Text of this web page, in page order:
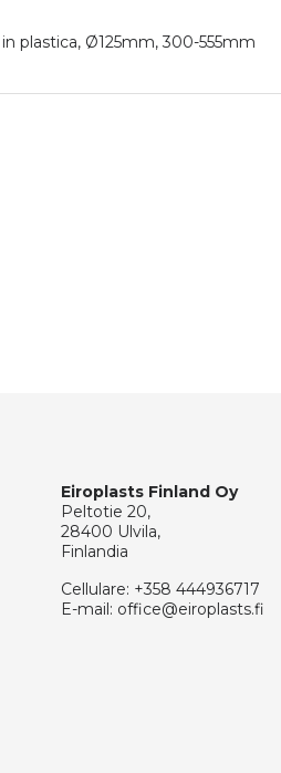
plastica, Ø125mm, 300-555mm
Eiroplasts Finland Oy
Peltotie 20,
28400 Ulvila,
Finlandia
Cellulare: +358 444936717
E-mail: office@eiroplasts.fi